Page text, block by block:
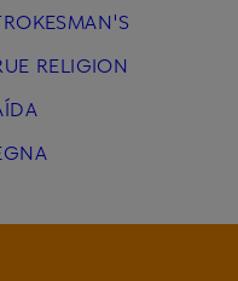
RELIGION